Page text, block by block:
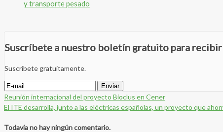
y transporte pesado
Suscríbete a nuestro boletín gratuito para
Suscríbete gratuitamente.
Reunión internacional del proyecto Bioclus en Cener
El ITE desarrolla, junto a las eléctricas españolas, un proyecto que
Todavía no hay ningún comentario.